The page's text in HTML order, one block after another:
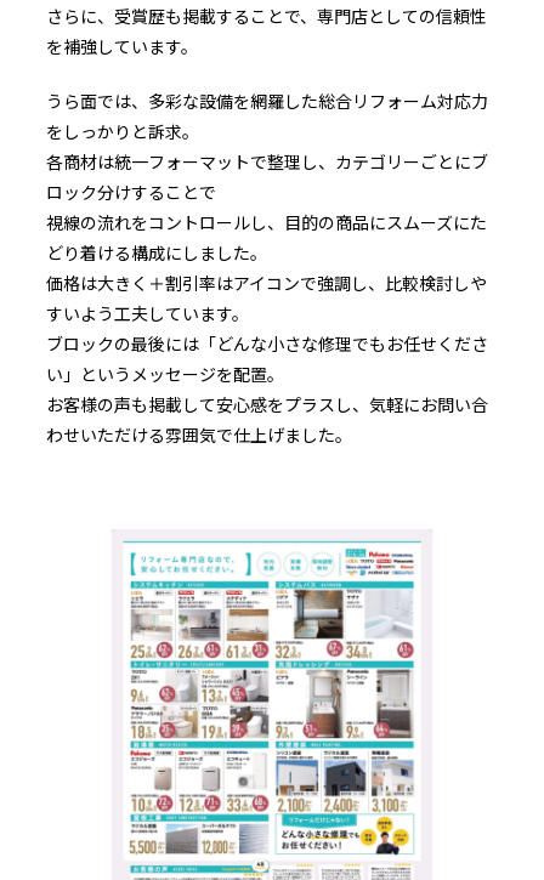
さらに、受賞歴も掲載することで、専門店としての信頼性
を補強しています。
うら面では、多彩な設備を網羅した総合リフォーム対応力
をしっかりと訴求。
各商材は統一フォーマットで整理し、カテゴリーごとにブ
ロック分けすることで
視線の流れをコントロールし、目的の商品にスムーズにた
どり着ける構成にしました。
価格は大きく＋割引率はアイコンで強調し、比較検討しや
すいよう工夫しています。
ブロックの最後には「どんな小さな修理でもお任せくださ
い」というメッセージを配置。
お客様の声も掲載して安心感をプラスし、気軽にお問い合
わせいただける雰囲気で仕上げました。